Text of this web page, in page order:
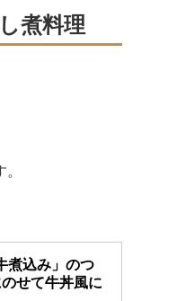
煮料理
煮込み」のつ
せて牛丼風に